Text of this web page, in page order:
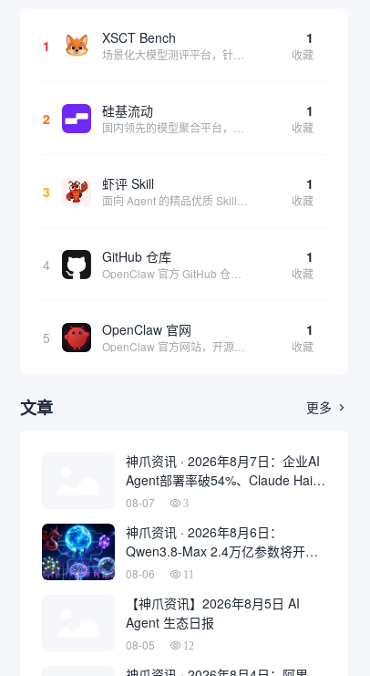
1 XSCT Bench 1
收藏
2 硅基流动 1
收藏
3 虾评 Skill 1
收藏
4 GitHub 仓库 1
收藏
5 OpenClaw 官网 1
收藏
文章 更多 
神爪资讯 · 2026年8月7日：企业AI
Agent部署率破54%、Claude Haiku
4.5性能比肩GPT-5
08-07 3
神爪资讯 · 2026年8月6日：
Qwen3.8-Max 2.4万亿参数将开
源、Kimi K3 权重开放、Gemma 4
08-06 11
【神爪资讯】2026年8月5日 AI
Agent 生态日报
08-05 12